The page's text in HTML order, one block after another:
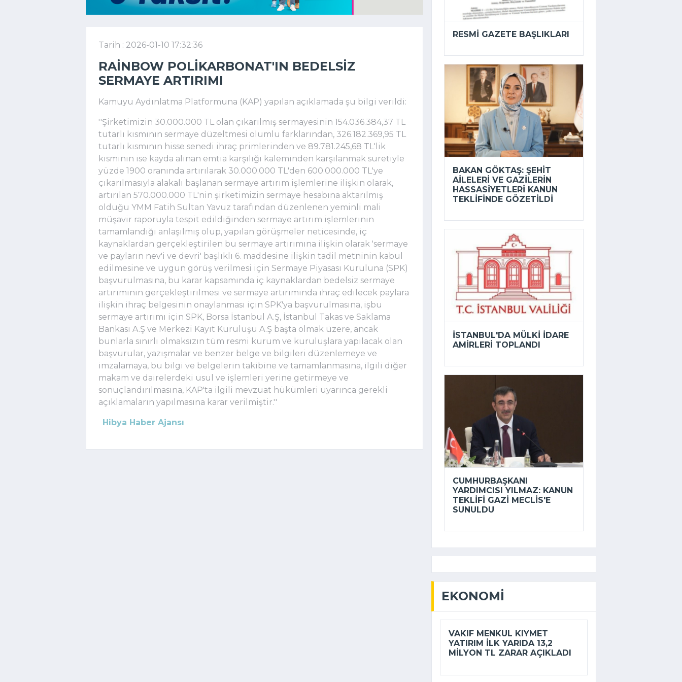
Tarih : 2026-01-10 17:32:36
RAINBOW POLIKARBONAT'IN BEDELSIZ
SERMAYE ARTIRIMI
Kamuyu Aydınlatma Platformuna (KAP) yapılan açıklamada şu bilgi verildi:
''Şirketimizin 30.000.000 TL olan çıkarılmış sermayesinin 154.036.384,37 TL
tutarlı kısmının sermaye düzeltmesi olumlu farklarından, 326.182.369,95 TL
tutarlı kısmının hisse senedi ihraç primlerinden ve 89.781.245,68 TL'lik
kısmının ise kayda alınan emtia karşılığı kaleminden karşılanmak suretiyle
yüzde 1900 oranında artırılarak 30.000.000 TL'den 600.000.000 TL'ye
çıkarılmasıyla alakalı başlanan sermaye artırım işlemlerine ilişkin olarak,
artırılan 570.000.000 TL'nin şirketimizin sermaye hesabına aktarılmış
olduğu YMM Fatih Sultan Yavuz tarafından düzenlenen yeminli mali
müşavir raporuyla tespit edildiğinden sermaye artırım işlemlerinin
tamamlandığı anlaşılmış olup, yapılan görüşmeler neticesinde, iç
kaynaklardan gerçekleştirilen bu sermaye artırımına ilişkin olarak 'sermaye
ve payların nev'i ve devri' başlıklı 6. maddesine ilişkin tadil metninin kabul
edilmesine ve uygun görüş verilmesi için Sermaye Piyasası Kuruluna (SPK)
başvurulmasına, bu karar kapsamında iç kaynaklardan bedelsiz sermaye
artırımının gerçekleştirilmesi ve sermaye artırımında ihraç edilecek paylara
ilişkin ihraç belgesinin onaylanması için SPK'ya başvurulmasına, işbu
sermaye artırımı için SPK, Borsa İstanbul A.Ş, İstanbul Takas ve Saklama
Bankası A.Ş ve Merkezi Kayıt Kuruluşu A.Ş başta olmak üzere, ancak
bunlarla sınırlı olmaksızın tüm resmi kurum ve kuruluşlara yapılacak olan
başvurular, yazışmalar ve benzer belge ve bilgileri düzenlemeye ve
imzalamaya, bu bilgi ve belgelerin takibine ve tamamlanmasına, ilgili diğer
makam ve dairelerdeki usul ve işlemleri yerine getirmeye ve
sonuçlandırılmasına, KAP'ta ilgili mevzuat hükümleri uyarınca gerekli
açıklamaların yapılmasına karar verilmiştir.''
Hibya Haber Ajansı
RESMI GAZETE BAŞLIKLARI
BAKAN GÖKTAŞ: ŞEHIT
AILELERI VE GAZILERIN
HASSASIYETLERI KANUN
TEKLIFINDE GÖZETILDI
İSTANBUL'DA MÜLKI IDARE
AMIRLERI TOPLANDI
CUMHURBAŞKANI
YARDIMCISI YILMAZ: KANUN
TEKLIFI GAZI MECLIS'E
SUNULDU
EKONOMI
VAKIF MENKUL KIYMET
YATIRIM ILK YARIDA 13,2
MILYON TL ZARAR AÇIKLADI